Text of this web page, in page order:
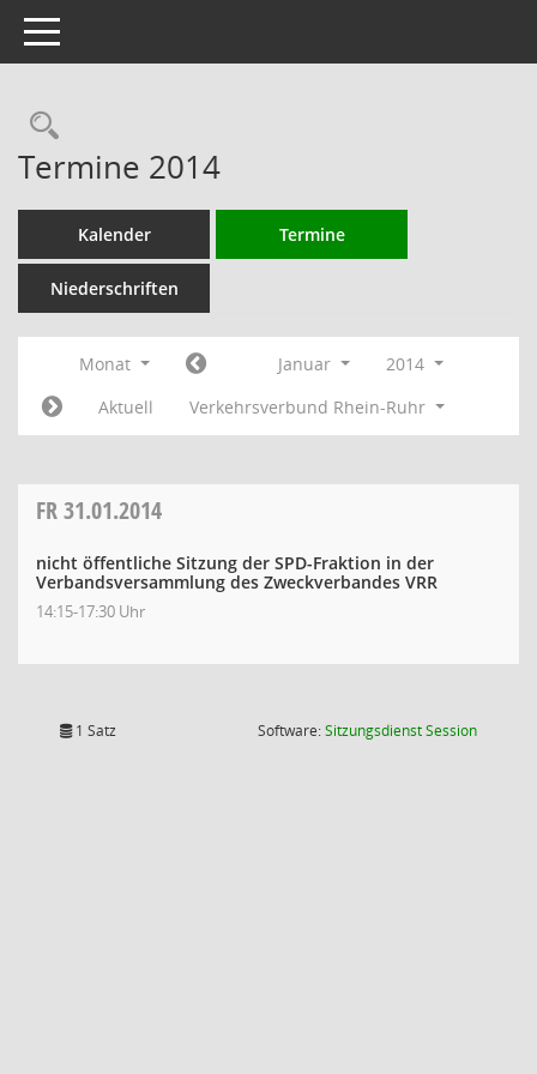
Toggle navigation
Rechercheauswahl
Termine 2014
Kalender Termine
Niederschriften
Monat Januar
2014
Aktuell
Verkehrsverbund Rhein-Ruhr
FR31.01.2014
nicht öffentliche Sitzung der SPD-Fraktion in der
Verbandsversammlung des Zweckverbandes VRR
14:15-17:30 Uhr
1 Satz Software:SitzungsdienstSession(Wird in